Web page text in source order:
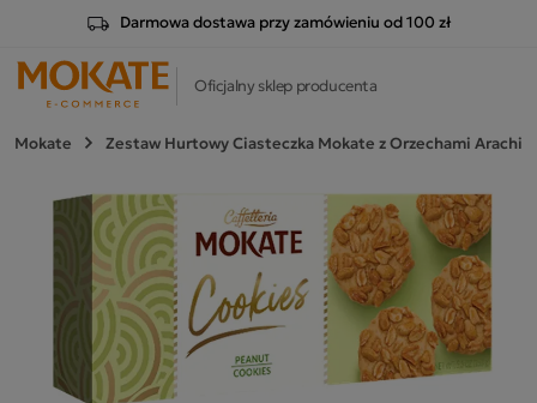
Darmowa dostawa przy zamówieniu od 100 zł
Oficjalny sklep producenta
Mokate Zestaw Hurtowy Ciasteczka Mokate z Orzechami